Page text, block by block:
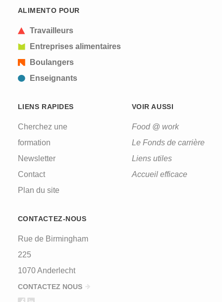
CAPTCHA
This question is for testing whether or not you are
a human visitor and to prevent automated spam
submissions.
ALIMENTO POUR
Travailleurs
Entreprises alimentaires
Boulangers
Enseignants
LIENS RAPIDES
Cherchez une
formation
Newsletter
Contact
Plan du site
VOIR AUSSI
Food @ work
Le Fonds de carrière
Liens utiles
Accueil efficace
CONTACTEZ-NOUS
Rue de Birmingham
225
1070 Anderlecht
CONTACTEZ NOUS